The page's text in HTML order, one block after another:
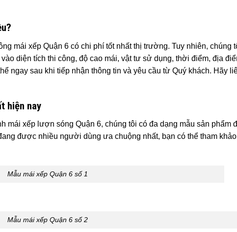
mái xếp Quận 6 có chi phí tốt nhất thị trường. Tuy nhiên, chúng
diện tích thi công, độ cao mái, vật tư sử dụng, thời điểm, địa
ngay sau khi tiếp nhận thông tin và yêu cầu từ Quý khách. Hãy
hiện nay
mái xếp lượn sóng Quận 6, chúng tôi có đa dạng mẫu sản phẩm
được nhiều người dùng ưa chuộng nhất, bạn có thể tham
Mẫu mái xếp Quận 6 số 1
Mẫu mái xếp Quận 6 số 2